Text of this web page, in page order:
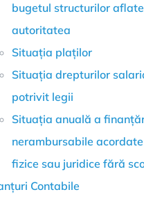
bugetul structurilor
autoritatea
Situația plaților
Situația drepturilor
potrivit legii
Situația anuală a
nerambursabile
fizice sau juridice fără
Contabile